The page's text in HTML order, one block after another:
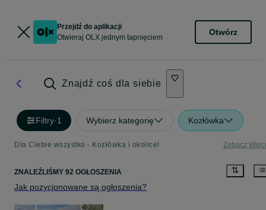
Przejdź do aplikacji
Otwieraj OLX jednym tapnięciem
Otwórz
Znajdź coś dla siebie
Filtry·1 Wybierz kategorię Kozłówka
Dla Ciebie wszystko - Kozłówka i okolice! Zobacz
ZNALEŹLIŚMY 92 OGŁOSZENIA
Jak pozycjonowane są ogłoszenia?